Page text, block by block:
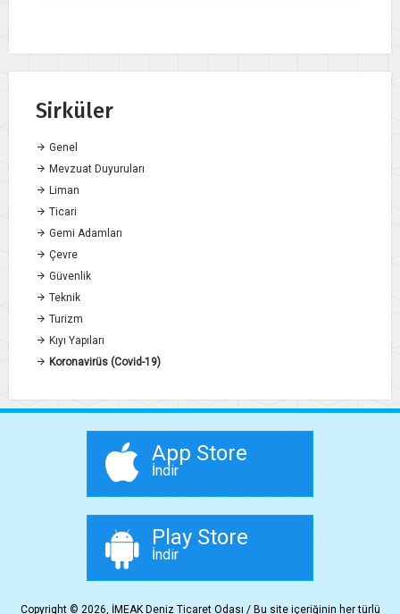
Sirküler
Genel
Mevzuat Duyuruları
Liman
Ticari
Gemi Adamları
Çevre
Güvenlik
Teknik
Turizm
Kıyı Yapıları
Koronavirüs (Covid-19)
App Store
İndir
Play Store
İndir
Copyright © 2026, İMEAK Deniz Ticaret Odası / Bu site içeriğinin her türlü